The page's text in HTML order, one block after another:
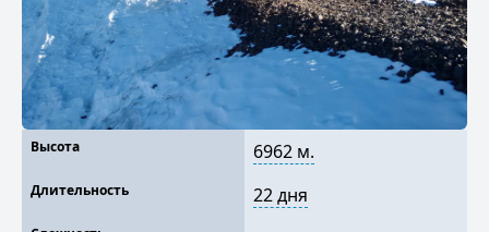
Высота 6962 м.
Длительность 22 дня